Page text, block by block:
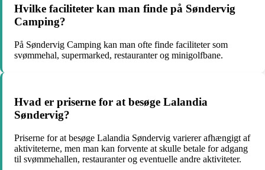
Hvilke faciliteter kan man finde på Søndervig
Camping?
På Søndervig Camping kan man ofte finde faciliteter som
svømmehal, supermarked, restauranter og minigolfbane.
Hvad er priserne for at besøge Lalandia
Søndervig?
Priserne for at besøge Lalandia Søndervig varierer afhængigt af
aktiviteterne, men man kan forvente at skulle betale for adgang
til svømmehallen, restauranter og eventuelle andre aktiviteter.